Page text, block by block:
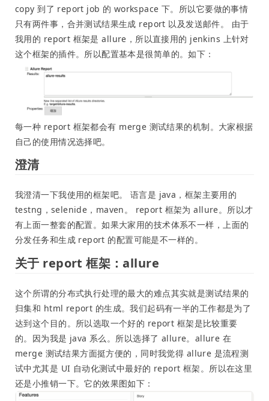
copy 到了 report job 的 workspace 下。所以它要做的事情
只有两件事，合并测试结果生成 report 以及发送邮件。 由于
我用的 report 框架是 allure，所以直接用的 jenkins 上针对
这个框架的插件。所以配置基本是很简单的。如下：
每一种 report 框架都会有 merge 测试结果的机制。大家根据
自己的使用情况选择吧。
澄清
我澄清一下我使用的框架吧。 语言是 java，框架主要用的
testng，selenide，maven。 report 框架为 allure。所以才
有上面一整套的配置。如果大家用的技术体系不一样，上面的
分发任务和生成 report 的配置可能是不一样的。
关于 report 框架：allure
这个所谓的分布式执行处理的最大的难点其实就是测试结果的
归集和 html report 的生成。我们起码有一半的工作都是为了
达到这个目的。所以选取一个好的 report 框架是比较重要
的。因为我是 java 系么。所以选择了 allure。allure 在
merge 测试结果方面挺方便的，同时我觉得 allure 是流程测
试中尤其是 UI 自动化测试中最好的 report 框架。所以在这里
还是小推销一下。它的效果图如下：